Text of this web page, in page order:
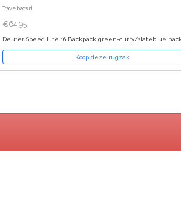
Travelbags.nl
€64,95
Deuter Speed Lite 16 Backpack green-curry/slateblue
Koop deze rugzak